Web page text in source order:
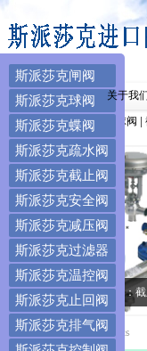
公司主页 关于我
进口品牌|闸阀|蝶阀 球阀
斯派莎克设备的产品有：
斯派莎克闸阀
斯派莎克球阀
斯派莎克蝶阀
斯派莎克疏水阀
斯派莎克截止阀
斯派莎克安全阀
斯派莎克减压阀
斯派莎克过滤器
斯派莎克温控阀
斯派莎克止回阀
斯派莎克排气阀